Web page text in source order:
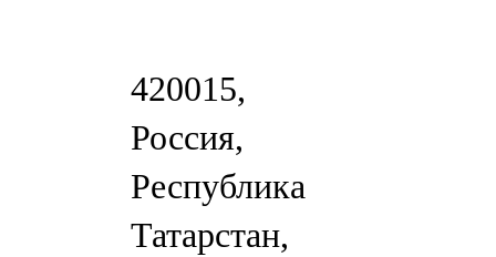
420015,
Россия,
Республика
Татарстан,